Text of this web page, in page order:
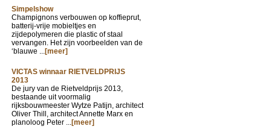
Simpelshow
Champignons verbouwen op koffieprut,
batterij-vrije mobieltjes en
zijdepolymeren die plastic of staal
vervangen. Het zijn voorbeelden van de
‘blauwe ...[meer]
VICTAS winnaar RIETVELDPRIJS
2013
De jury van de Rietveldprijs 2013,
bestaande uit voormalig
rijksbouwmeester Wytze Patijn, architect
Oliver Thill, architect Annette Marx en
planoloog Peter ...[meer]